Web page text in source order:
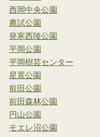
西岡中央公園
農試公園
発寒西陵公園
平岡公園
平岡樹芸センター
星置公園
前田公園
前田森林公園
円山公園
モエレ沼公園